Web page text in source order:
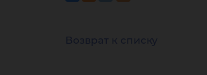
Возврат к списку